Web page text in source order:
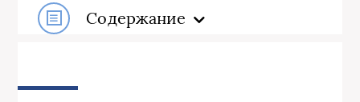
Содержание